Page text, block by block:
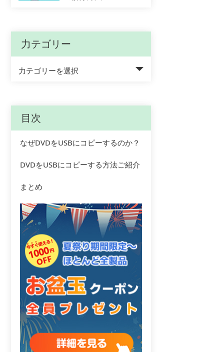
力テゴリー
力テゴリーを選択
目次
なぜDVDをUSBにコピーするのか？
DVDをUSBにコピーする方法ご紹介
まとめ